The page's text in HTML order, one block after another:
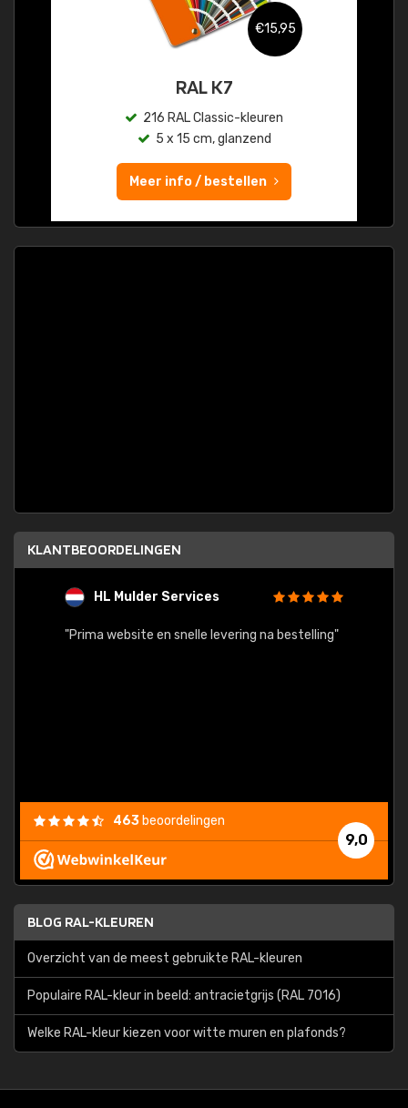
€15,95
RAL K7
216 RAL Classic-kleuren
5 x 15 cm, glanzend
Meer info / bestellen
KLANTBEOORDELINGEN
HL Mulder Services
"Prima website en snelle levering na bestelling"
9,0
463 beoordelingen
BLOG RAL-KLEUREN
Overzicht van de meest gebruikte RAL-kleuren
Populaire RAL-kleur in beeld: antracietgrijs (RAL 7016)
Welke RAL-kleur kiezen voor witte muren en plafonds?